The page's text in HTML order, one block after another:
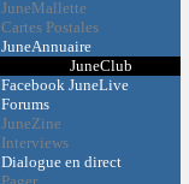
JuneMallette
Cartes Postales
JuneAnnuaire
JuneClub
Facebook JuneLive
Forums
JuneZine
Interviews
Dialogue en direct